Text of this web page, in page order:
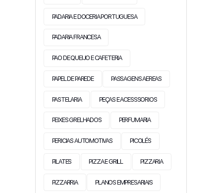
PADARIA E DOCERIA PORTUGUESA
PADARIA FRANCESA
PAO DE QUEIJO E CAFETERIA
PAPEL DE PAREDE PASSAGENS AEREAS
PASTELARIA PEÇAS E ACESSSORIOS
PEIXES GRELHADOS PERFUMARIA
PERICIAS AUTOMOTIVAS PICOLÉS
PILATES PIZZA E GRILL PIZZARIA
PIZZARRIA PLANOS EMPRESARIAIS